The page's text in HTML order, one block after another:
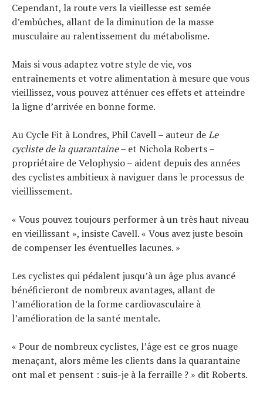
Cependant, la route vers la vieillesse est semée
d’embûches, allant de la diminution de la masse
musculaire au ralentissement du métabolisme.
Mais si vous adaptez votre style de vie, vos
entraînements et votre alimentation à mesure que vous
vieillissez, vous pouvez atténuer ces effets et atteindre
la ligne d’arrivée en bonne forme.
Au Cycle Fit à Londres, Phil Cavell – auteur deLe
cycliste de la quarantaine– et Nichola Roberts –
propriétaire de Velophysio – aident depuis des années
des cyclistes ambitieux à naviguer dans le processus de
vieillissement.
« Vous pouvez toujours performer à un très haut niveau
en vieillissant », insiste Cavell. « Vous avez juste besoin
de compenser les éventuelles lacunes. »
Les cyclistes qui pédalent jusqu’à un âge plus avancé
bénéficieront de nombreux avantages, allant de
l’amélioration de la forme cardiovasculaire à
l’amélioration de la santé mentale.
« Pour de nombreux cyclistes, l’âge est ce gros nuage
menaçant, alors même les clients dans la quarantaine
ont mal et pensent : suis-je à la ferraille ? » dit Roberts.